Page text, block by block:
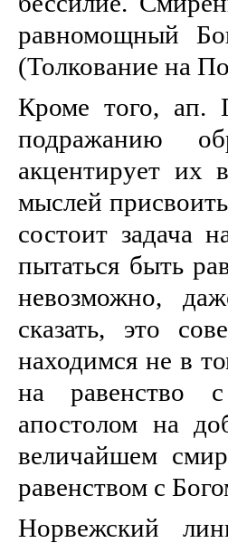
равномощный
(Толкование на
Кроме того, ап.
подражанию
акцентирует
мыслей
состоит задача
пытаться быть
невозможно,
сказать, это
находимся не в
на равенство
апостолом на
величайшем
равенством с
Норвежский